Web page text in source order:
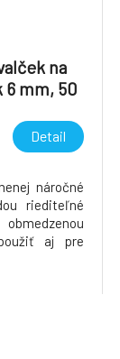
na
6 mm, 50
Detail
náročné
riediteľné
aj pre